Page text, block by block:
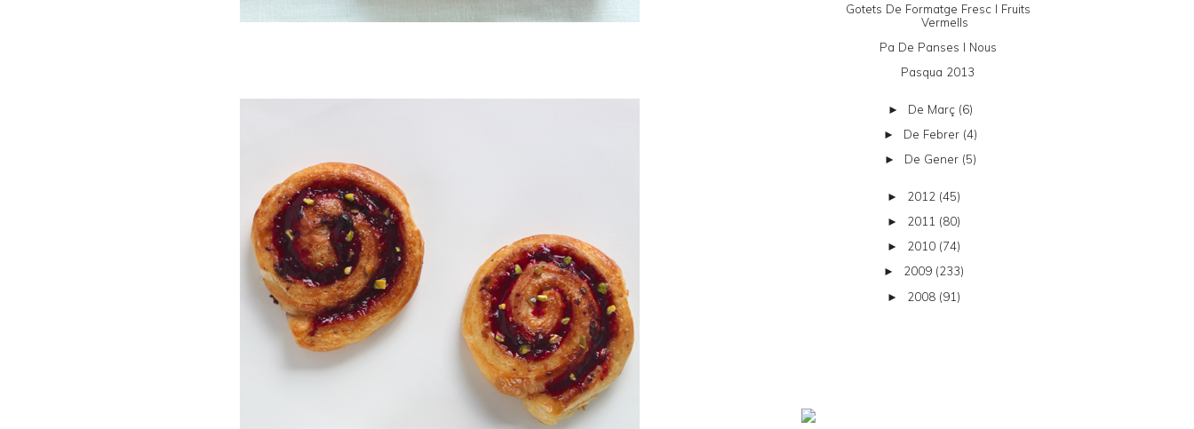
Gotets De Formatge Fresc I Fruits
Vermells
Pa De Panses I Nous
Pasqua 2013
► De Març (6)
► De Febrer (4)
► De Gener (5)
► 2012 (45)
► 2011 (80)
► 2010 (74)
► 2009 (233)
► 2008 (91)